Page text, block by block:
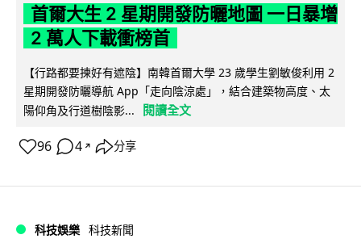
首爾大生 2 星期開發防曬地圖 一日暴增
2 萬人下載衝榜首
【行路都要揀好有遮陰】南韓首爾大學 23 歲學生劉敏俊利用 2
星期開發防曬導航 App「走向陰涼處」，結合建築物高度、太
陽仰角及行道樹陰影...
閱讀全文
96 4 ↗ 分享
科技娛樂 科技新聞